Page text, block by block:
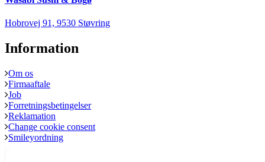
Hobrovej 91, 9530 Støvring
Information
Om os
Firmaaftale
Job
Forretningsbetingelser
Reklamation
Change cookie consent
Smileyordning